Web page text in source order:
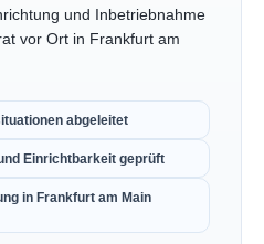
und Inbetriebnahme
vor Ort in Frankfurt am
abgeleitet
Einrichtbarkeit geprüft
in Frankfurt am Main